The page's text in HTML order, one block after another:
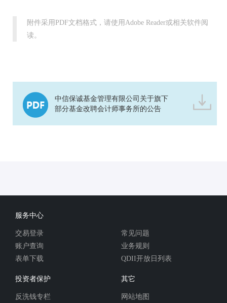
附件采用PDF文档格式，请使用Adobe Reader或相关软件阅
读。
中信保诚基金管理有限公司关于旗下
部分基金改聘会计师事务所的公告
服务中心
交易登录
账户查询
表单下载
常见问题
业务规则
QDII开放日列表
投资者保护
反洗钱专栏
其它
网站地图